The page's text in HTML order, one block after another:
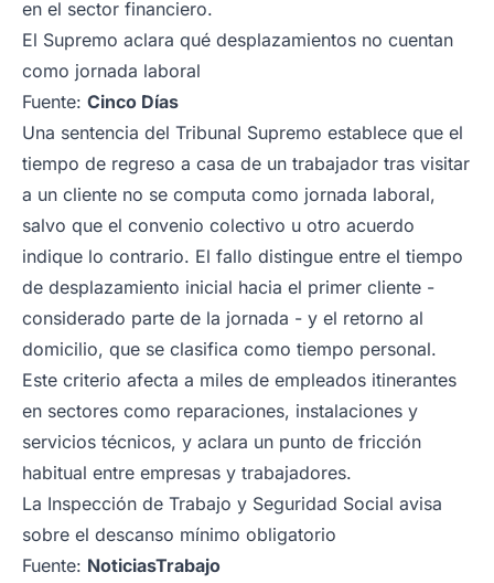
en el sector financiero.
El Supremo aclara qué desplazamientos no cuentan
como jornada laboral
Fuente: Cinco Días
Una sentencia del Tribunal Supremo establece que el
tiempo de regreso a casa de un trabajador tras visitar
a un cliente no se computa como jornada laboral,
salvo que el convenio colectivo u otro acuerdo
indique lo contrario. El fallo distingue entre el tiempo
de desplazamiento inicial hacia el primer cliente -
considerado parte de la jornada - y el retorno al
domicilio, que se clasifica como tiempo personal.
Este criterio afecta a miles de empleados itinerantes
en sectores como reparaciones, instalaciones y
servicios técnicos, y aclara un punto de fricción
habitual entre empresas y trabajadores.
La Inspección de Trabajo y Seguridad Social avisa
sobre el descanso mínimo obligatorio
Fuente: NoticiasTrabajo